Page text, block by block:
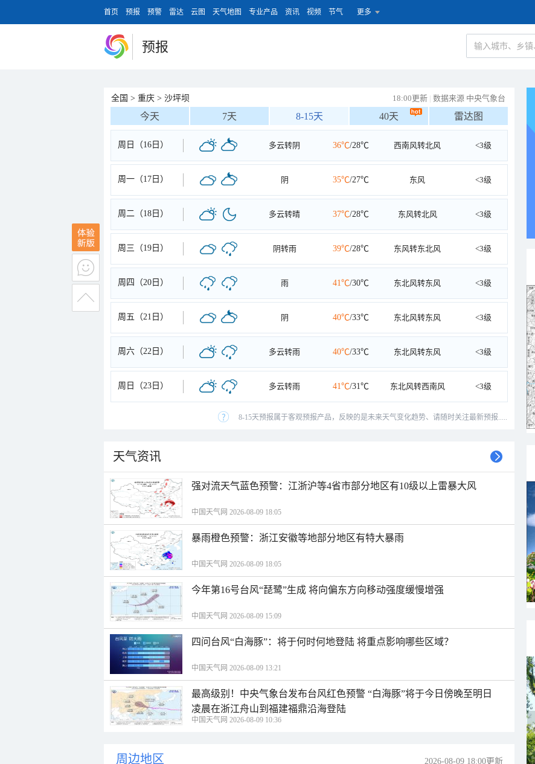
首页 预报 预警 雷达 云图 天气地图 专业产品 资讯 视频 节气 更多
预报
全国 > 重庆 > 沙坪坝 18:00更新 | 数据来源 中央气象台
今天 7天 8-15天 40天 雷达图
周日（16日） 多云转阴 36℃/28℃ 西南风转北风 <3级
周一（17日） 阴 35℃/27℃ 东风 <3级
周二（18日） 多云转晴 37℃/28℃ 东风转北风 <3级
周三（19日） 阴转雨 39℃/28℃ 东风转东北风 <3级
周四（20日） 雨 41℃/30℃ 东北风转东风 <3级
周五（21日） 阴 40℃/33℃ 东北风转东风 <3级
周六（22日） 多云转雨 40℃/33℃ 东北风转东风 <3级
周日（23日） 多云转雨 41℃/31℃ 东北风转西南风 <3级
8-15天预报属于客观预报产品，反映的是未来天气变化趋势、请随时关注最新预报.....
天气资讯
强对流天气蓝色预警：江浙沪等4省市部分地区有10级以上雷暴大风
中国天气网 2026-08-09 18:05
暴雨橙色预警：浙江安徽等地部分地区有特大暴雨
中国天气网 2026-08-09 18:05
今年第16号台风“琵鹭”生成 将向偏东方向移动强度缓慢增强
中国天气网 2026-08-09 15:09
四问台风“白海豚”：将于何时何地登陆 将重点影响哪些区域？
中国天气网 2026-08-09 13:21
最高级别！中央气象台发布台风红色预警 “白海豚”将于今日傍晚至明日
凌晨在浙江舟山到福建福鼎沿海登陆
中国天气网 2026-08-09 10:36
周边地区 2026-08-09 18:00更新